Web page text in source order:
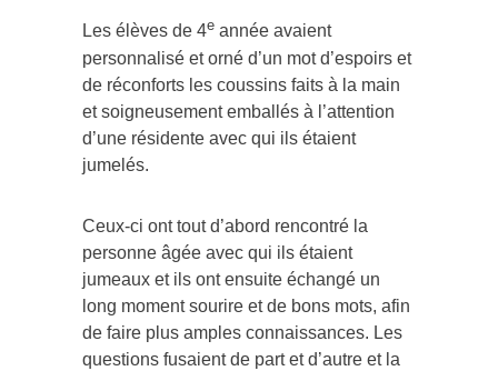
Les élèves de 4e année avaient
personnalisé et orné d’un mot d’espoirs et
de réconforts les coussins faits à la main
et soigneusement emballés à l’attention
d’une résidente avec qui ils étaient
jumelés.
Ceux-ci ont tout d’abord rencontré la
personne âgée avec qui ils étaient
jumeaux et ils ont ensuite échangé un
long moment sourire et de bons mots, afin
de faire plus amples connaissances. Les
questions fusaient de part et d’autre et la